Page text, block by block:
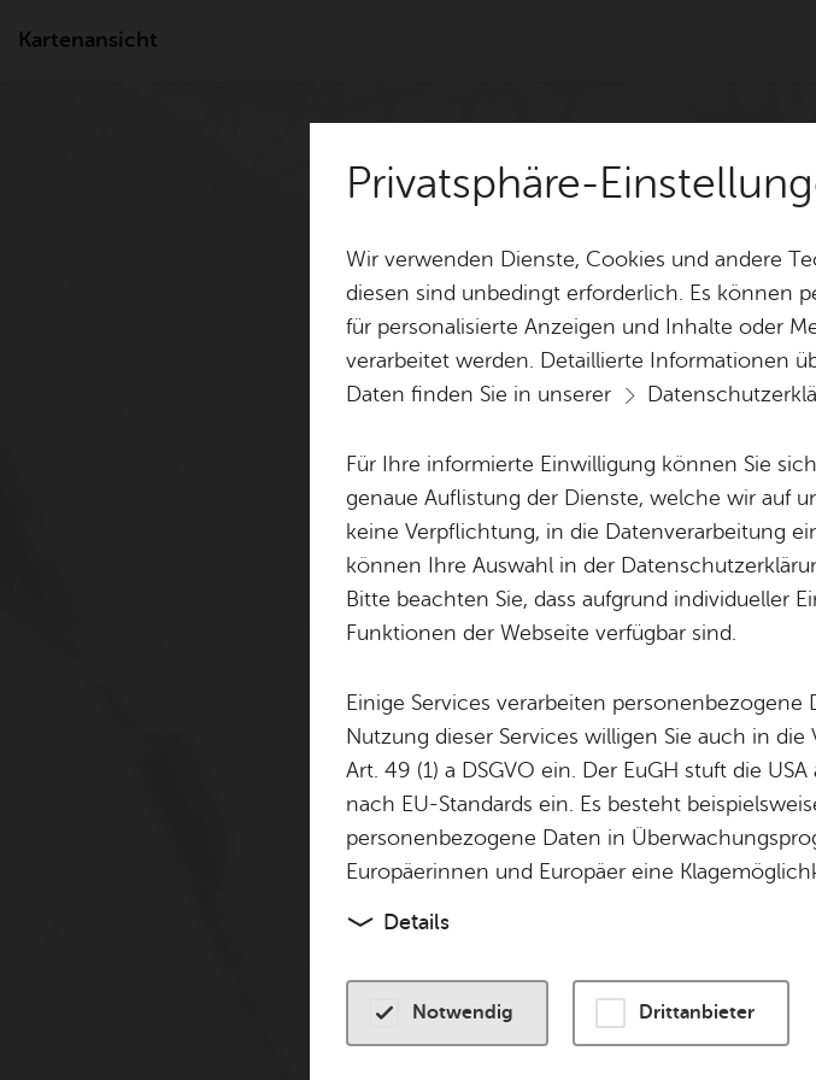
Kartenansicht
Cookie-Hinweis
Zum Laden dieser Karte wird eine Verbindung zu
andere Tracking-Technologien, um die Bedienung zu
Cookies akzeptieren und Karte laden
Privatsphäre-
Wir verwenden Dienste, Cookies und andere
diesen sind unbedingt erforderlich. Es können
für personalisierte Anzeigen und Inhalte oder
verarbeitet werden. Detaillierte Informationen
Daten finden Sie in unserer
Für Ihre informierte Einwilligung können Sie
genaue Auflistung der Dienste, welche wir auf
keine Verpflichtung, in die Datenverarbeitung
können Ihre Auswahl in der
Bitte beachten Sie, dass aufgrund individueller
Funktionen der Webseite verfügbar sind.
Einige Services verarbeiten
Nutzung dieser Services willigen Sie auch in
Art. 49 (1) a DSGVO ein. Der EuGH stuft die
nach EU-Standards ein. Es besteht
personenbezogene Daten in
Europäerinnen und Europäer eine
Details
Notwendig Drittanbieter